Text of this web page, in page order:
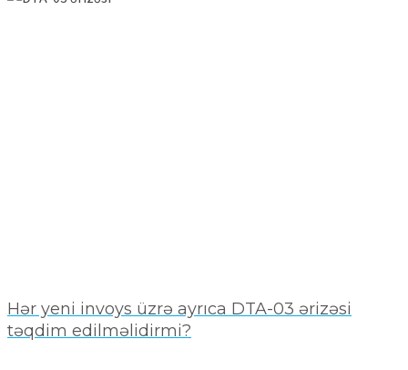
Hər yeni invoys üzrə ayrıca DTA-03 ərizəsi
təqdim edilməlidirmi?